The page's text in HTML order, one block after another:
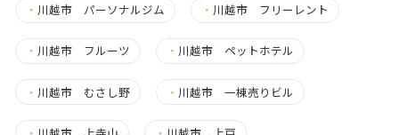
・ 川越市 パーソナルジム ・ 川越市 フリーレント
・ 川越市 フルーツ ・ 川越市 ペットホテル
・ 川越市 むさし野 ・ 川越市 一棟売りビル